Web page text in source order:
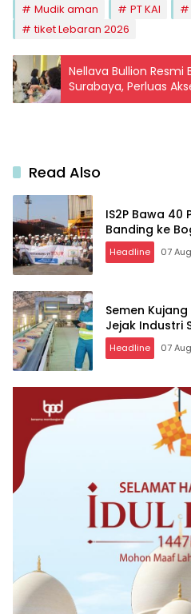
Mudik aman
PT KAI
tiket Lebaran 2026
Nellava Bullion Resmi
Surabaya, Perluas
Mulia
Read Also
IS2P Bawa 40
Banding ke
Headline 07
Semen
Jejak Industri
Headline 07